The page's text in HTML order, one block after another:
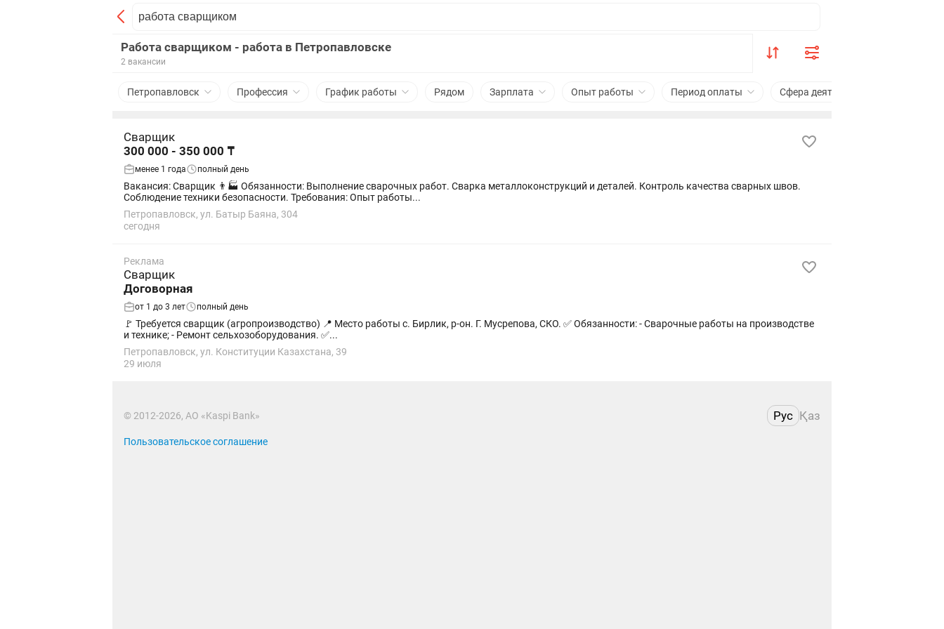
Работа сварщиком - работа в Петропавловске
2 вакансии
Петропавловск Профессия График работы Рядом Зарплата Опыт работы Период оплаты Сфера деятельности
Сварщик
300 000 - 350 000 ₸
менее 1 года полный день
Вакансия: Сварщик 👨🏭 Обязанности: Выполнение сварочных работ. Сварка металлоконструкций и деталей. Контроль качества сварных швов.
Соблюдение техники безопасности. Требования: Опыт работы...
Петропавловск, ул. Батыр Баяна, 304
сегодня
Реклама
Сварщик
Договорная
от 1 до 3 лет полный день
🚩 Требуется сварщик (агропроизводство) 📍 Место работы с. Бирлик, р-он. Г. Мусрепова, СКО. ✅ Обязанности: - Сварочные работы на производстве
и технике; - Ремонт сельхозоборудования. ✅...
Петропавловск, ул. Конституции Казахстана, 39
29 июля
© 2012-2026, АО «Kaspi Bank» Рус Қаз
Пользовательское соглашение